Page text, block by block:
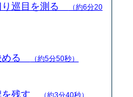
り巡目を測る
（約6分20
める （約5分50秒）
を残す （約3分40秒）